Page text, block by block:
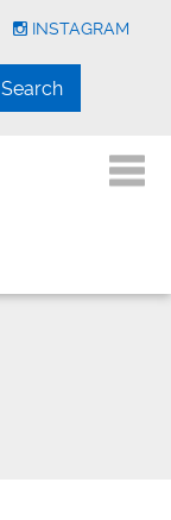
INSTAGRAM